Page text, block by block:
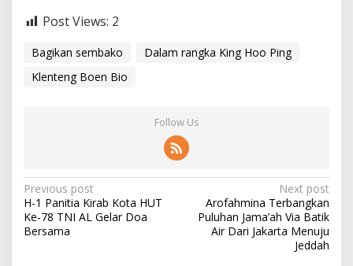
Post Views: 2
Bagikan sembako
Dalam rangka King Hoo Ping
Klenteng Boen Bio
Follow Us
P
o
s
Previous post
H-1 Panitia Kirab Kota HUT
Ke-78 TNI AL Gelar Doa
Bersama
Next post
Arofahmina Terbangkan
Puluhan Jama’ah Via Batik
Air Dari Jakarta Menuju
Jeddah